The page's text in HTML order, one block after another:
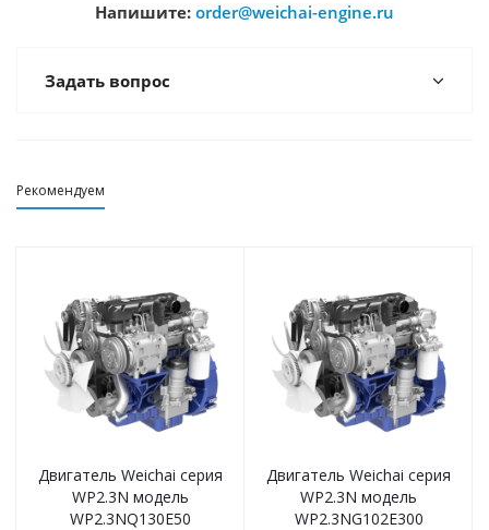
Напишите: order@weichai-engine.ru
Задать вопрос
Рекомендуем
Двигатель Weichai серия
WP2.3N модель
WP2.3NQ130E50
Двигатель Weichai серия
WP2.3N модель
WP2.3NG102E300